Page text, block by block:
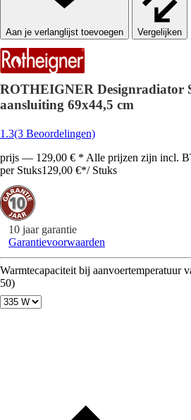
Vergelijken
ROTHEIGNER Designradiator
aansluiting 69x44,5 cm
1.3(3 Beoordelingen)
prijs — 129,00 € * Alle prijzen zijn incl.
per Stuks129,00 €*/ Stuks
10 jaar garantie
Garantievoorwaarden
Warmtecapaciteit bij aanvoertemperatuur
50)